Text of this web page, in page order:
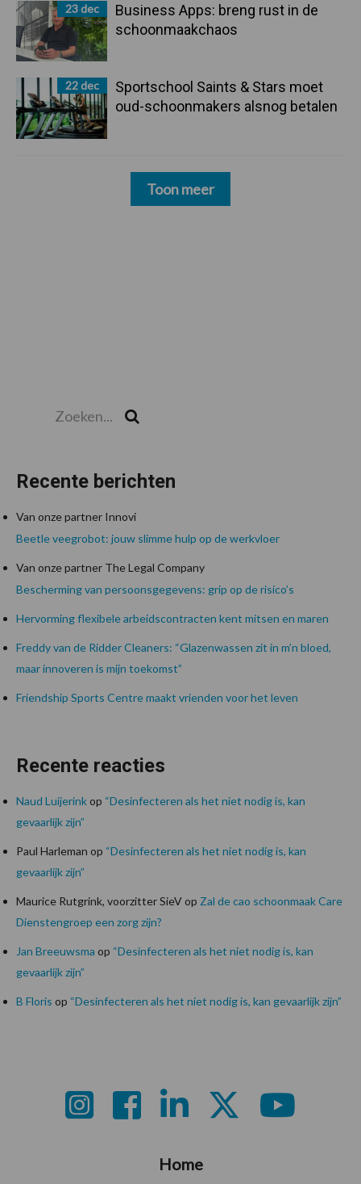
23 dec
Business Apps: breng rust in de
schoonmaakchaos
22 dec
Sportschool Saints & Stars moet
oud-schoonmakers alsnog betalen
Toon meer
Recente berichten
Van onze partner Innovi
Beetle veegrobot: jouw slimme hulp op de werkvloer
Van onze partner The Legal Company
Bescherming van persoonsgegevens: grip op de risico’s
Hervorming flexibele arbeidscontracten kent mitsen en maren
Freddy van de Ridder Cleaners: “Glazenwassen zit in m’n bloed,
maar innoveren is mijn toekomst”
Friendship Sports Centre maakt vrienden voor het leven
Recente reacties
Naud Luijerinkop “Desinfecteren als het niet nodig is, kan
gevaarlijk zijn”
Paul Harleman op “Desinfecteren als het niet nodig is, kan
gevaarlijk zijn”
Maurice Rutgrink, voorzitter SieVop Zal de cao schoonmaak Care
Dienstengroep een zorg zijn?
Jan Breeuwsma op “Desinfecteren als het niet nodig is, kan
gevaarlijk zijn”
B Floris op “Desinfecteren als het niet nodig is, kan gevaarlijk zijn”
Home